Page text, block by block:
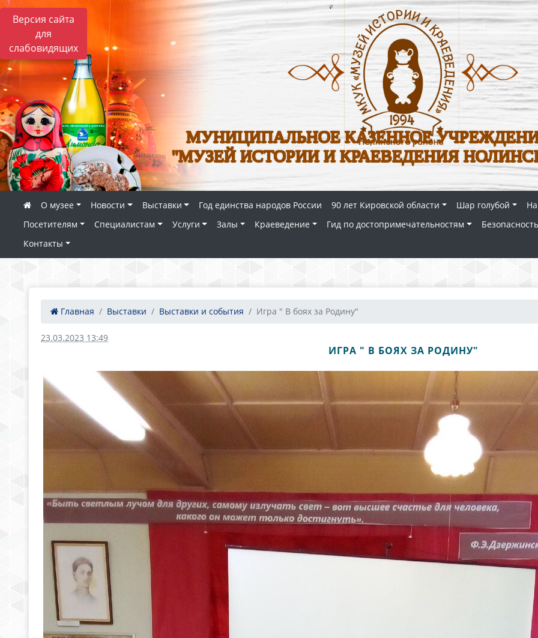
Версия сайта
для
слабовидящих
МУНИЦИПАЛЬНОЕ КАЗЕННОЕ
"МУЗЕЙ ИСТОРИИ И КРАЕВЕДЕНИЯ
О музее Новости Выставки Год единства народов России 90 лет Кировской области Шар голубой
Посетителям
Специалистам Услуги Залы Краеведение Гид по достопримечательностям
Контакты
Главная Выставки Выставки и события Игра " В боях за Родину"
23.03.2023 13:49
ИГРА " В БОЯХ ЗА РОДИНУ"